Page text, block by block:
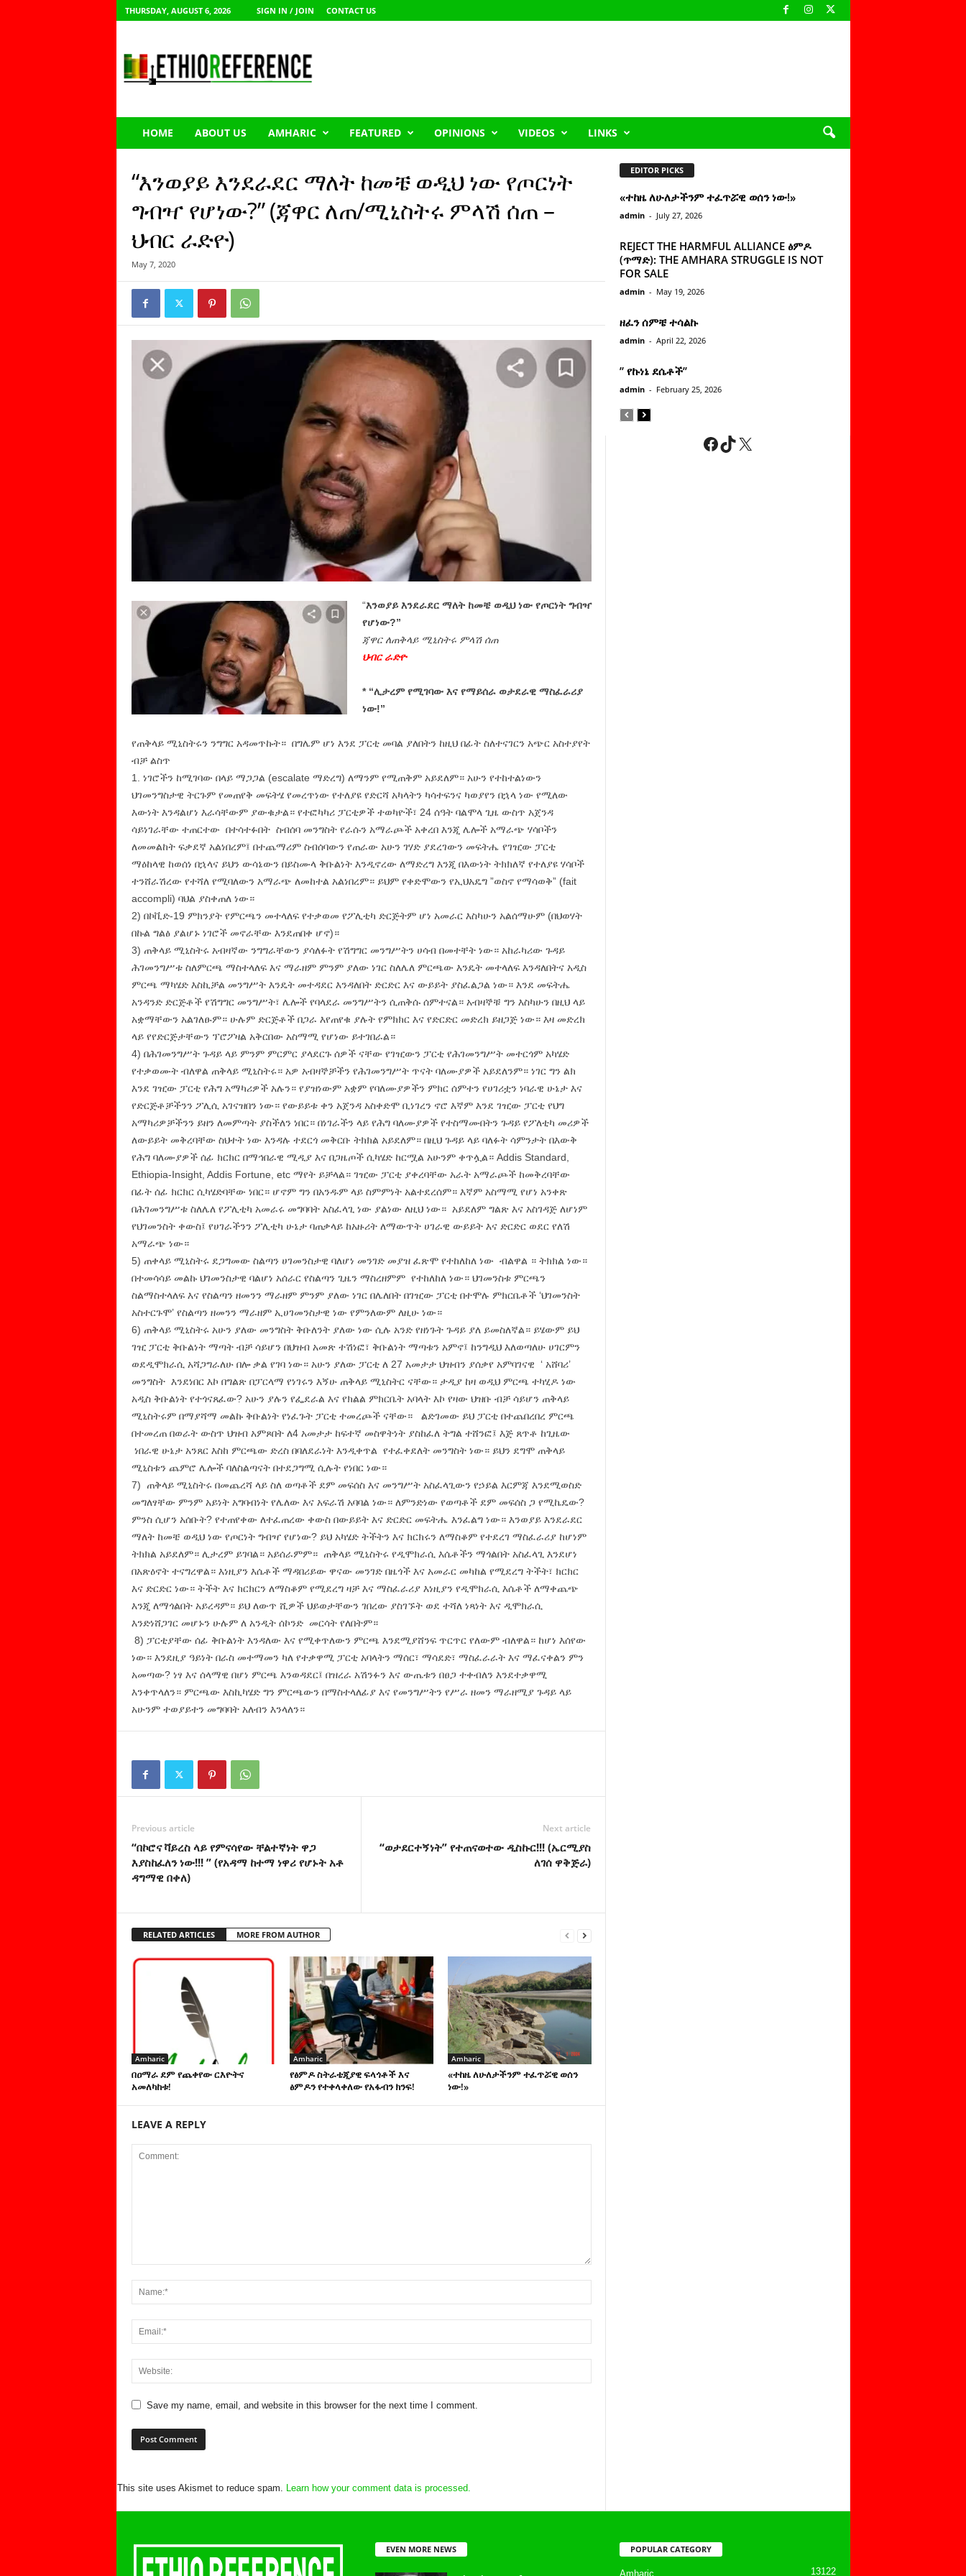
THURSDAY, AUGUST 6, 2026 SIGN IN / JOIN CONTACT US
h
HOME ABOUT US AMHARIC FEATURED OPINIONS VIDEOS LINKS
“እንወያይ እንደራደር ማለት ከመቼ ወዲህ ነው የጦርነት
ግብዣ የሆነው?” (ጃዋር ለጠ/ሚኒስትሩ ምላሽ ሰጠ –
ህብር ራድዮ)
May 7, 2020
“እንወያይ እንደራደር ማለት ከመቼ ወዲህ ነው የጦርነት ግብዣ
የሆነው?”
ጃዋር ለጠቅላይ ሚኒስትሩ ምላሽ ሰጠ
ህብር ራድዮ
* “ሊታረም የሚገባው እና የማይሰራ ወታደራዊ ማስፈራሪያ
ነው!”
የጠቅላይ ሚኒስትሩን ንግግር አዳመጥኩት። በግሌም ሆነ እንደ ፓርቲ መባል ያለበትን ከዚህ በፊት ስለተናገርን አጭር አስተያየት
ብቻ ልስጥ
1. ነገሮችን ከሚገባው በላይ ማጋጋል (escalate ማድረግ) ለማንም የሚጠቅም አይደለም። አሁን የተከተልነውን
ህገመንግስታዊ ትርጉም የመጠየቅ መፍትሄ የመረጥነው የተለያዩ የድርሻ አካላትን ካሳተፍንና ካወያየን በኋላ ነው የሚለው
እውነት እንዳልሆነ እራሳቸውም ያውቁታል። የተፎካካሪ ፓርቲዎች ተወካዮች፣ 24 ሰዓት ባልሞላ ጊዜ ውስጥ አጀንዳ
ሳይነገራቸው ተጠርተው በተሳተፉበት ስብሰባ መንግስት የራሱን አማራጮች አቀረበ እንጂ ሌሎች አማራጭ ሃሳቦችን
ለመመልከት ፍቃደኛ አልነበረም፤ በተጨማሪም ስብሰባውን የጠራው አሁን ገሃድ ያደረገውን መፍትሔ የገዢው ፓርቲ
ማዕከላዊ ከወሰነ በኋላና ይህን ውሳኔውን በይስሙላ ቅቡልነት እንዲኖረው ለማድረግ እንጂ በእውነት ትክክለኛ የተለያዩ ሃሳቦች
ተንሸራሽረው የተሻለ የሚባለውን አማራጭ ለመከተል አልነበረም። ይህም የቀድሞውን የኢህአዴግ ”ወስኖ የማሳወቅ” (fait
accompli) ባህል ያስቀጠለ ነው።
2) በኮቪድ-19 ምክንያት የምርጫን መተላለፍ የተቃወመ የፖሊቲካ ድርጅትም ሆነ አመራር እስካሁን አልሰማሁም (በህወሃት
በኩል ግልፅ ያልሆኑ ነገሮች መኖራቸው እንደጠበቀ ሆኖ)።
3) ጠቅላይ ሚኒስትሩ አብዛኛው ንግግራቸውን ያሳለፉት የሽግግር መንግሥትን ሀሳብ በመተቸት ነው። አከራካሪው ጉዳይ
ሕገመንግሥቱ ስለምርጫ ማስተላለፍ እና ማራዘም ምንም ያለው ነገር ስለሌለ ምርጫው እንዴት መተላለፍ እንዳለበትና አዲስ
ምርጫ ማካሄድ እስኪቻል መንግሥት እንዴት መተዳደር እንዳለበት ድርድር እና ውይይት ያስፈልጋል ነው። እንደ መፍትሔ
አንዳንድ ድርጅቶች የሽግግር መንግሥት፣ ሌሎች የባላደራ መንግሥትን ሲጠቅሱ ሰምተናል። አብዛኞቹ ግን እስካሁን በዚህ ላይ
አቋማቸውን አልገለፁም። ሁሉም ድርጅቶች በጋራ እየጠየቁ ያሉት የምክክር እና የድርድር መድረክ ይዘጋጅ ነው። እዛ መድረክ
ላይ የየድርጅታቸውን ፕሮፖዛል አቅርበው አስማሚ የሆነው ይተገበራል።
4) በሕገመንግሥት ጉዳይ ላይ ምንም ምርምር ያላደርጉ ሰዎች ናቸው የገዢውን ፓርቲ የሕገመንግሥት መተርጎም አካሄድ
የተቃወሙት ብለዋል ጠቅላይ ሚኒስትሩ። አዎ አብዛኞቻችን የሕገመንግሥት ጥናት ባለሙያዎች አይደለንም። ነገር ግን ልክ
እንደ ገዢው ፓርቲ የሕግ አማካሪዎች አሉን። የያዝነውም አቋም የባለሙያዎችን ምክር ሰምተን የሀገሪቷን ነባራዊ ሁኔታ እና
የድርጅቶቻችንን ፖሊሲ አገናዝበን ነው። የውይይቱ ቀን አጀንዳ አስቀድሞ ቢነገረን ኖሮ እኛም እንደ ገዢው ፓርቲ የህግ
አማካሪዎቻችንን ይዘን ለመምጣት ያስችለን ነበር። በነገራችን ላይ የሕግ ባለሙያዎች የተስማሙበትን ጉዳይ የፖለቲካ መሪዎች
ለውይይት መቅረባቸው ስህተት ነው እንዳሉ ተደርጎ መቅርቡ ትክክል አይደለም። በዚህ ጉዳይ ላይ ባለፉት ሳምንታት በእውቅ
የሕግ ባለሙያዎች ሰፊ ክርክር በማኅበራዊ ሚዲያ እና በጋዜጦች ሲካሄድ ከርሟል አሁንም ቀጥሏል። Addis Standard,
Ethiopia-Insight, Addis Fortune, etc ማየት ይቻላል። ገዢው ፓርቲ ያቀረባቸው አራት አማራጮች ከመቅረባቸው
በፊት ሰፊ ክርክር ሲካሄድባቸው ነበር። ሆኖም ግን በአንዱም ላይ ስምምነት አልተደረሰም። እኛም አስማሚ የሆነ አንቀጽ
በሕገመንግሥቱ ስለሌለ የፖሊቲካ አመራሩ መግባባት አስፈላጊ ነው ያልነው ለዚህ ነው። አይደለም ግልጽ እና አስገዳጅ ለሆነም
የህገመንስት ቀውስ፤ የሀገራችንን ፖሊቲካ ሁኔታ ባጠቃላይ ከአዙሪት ለማውጥት ሀገራዊ ውይይት እና ድርድር ወደር የለሽ
አማራጭ ነው።
5) ጠቀላይ ሚኒስትሩ ደጋግመው ስልጣን ሀገመንስታዊ ባለሆነ መንገድ መያዝ ፈጽሞ የተከለከለ ነው ብልዋል ። ትክክል ነው።
በተመሳሳይ መልኩ ህገመንስታዊ ባልሆነ አሰራር የስልጣን ጊዜን ማስረዘምም የተከለከለ ነው። ህገመንስቱ ምርጫን
ስልማስተላለፍ እና የስልጣን ዘመንን ማራዘም ምንም ያለው ነገር በሌለበት በገዢው ፓርቲ በተሞሉ ምክርቤቶች ‘ህገመንስት
አስተርጉሞ’ የስልጣን ዘመንን ማራዘም ኢሀገመንስታዊ ነው የምንለውም ለዚሁ ነው።
6) ጠቅላይ ሚኒስትሩ አሁን ያለው መንግስት ቅቡለንት ያለው ነው ሲሉ አንድ የዘነጉት ጉዳይ ያለ ይመስለኛል። ይሄውም ይህ
ገዢ ፓርቲ ቅቡልነት ማጣት ብቻ ሳይሆን በህዝብ አመጽ ተሽነፎ፣ ቅቡልነት ማጣቱን አምኖ፤ ከንግዲህ እለወጣለሁ ሀገርምን
ወደዲሞክራሲ አሻጋግራለሁ በሎ ቃል የገባ ነው። አሁን ያለው ፓርቲ ለ 27 አመታታ ህዝብን ያሰቃየ አምባገናዊ ‘ አሸባሪ’
መንግስት እንደነበር እኮ በግልጽ በፓርላማ የነገሩን እኝሁ ጠቅላይ ሚኒስትር ናቸው። ታዲያ ከዛ ወዲህ ምርጫ ተካሂዶ ነው
አዲስ ቅቡልነት የተጎናጸፈው? አሁን ያሉን የፌደራል እና የክልል ምክርቤት አባላት እኮ የዛው ህዝቡ ብቻ ሳይሆን ጠቅላይ
ሚኒስትሩም በማያሻማ መልኩ ቅቡልነት የነፈጉት ፓርቲ ተመረጮች ናቸው። ልድገመው ይህ ፓርቲ በተጨበረበረ ምርጫ
በተመረጠ በወራት ውስጥ ህዝብ አምጾበት ለ4 አመታታ ከፍተኛ መስዋትነት ያስከፈለ ትግል ተሸንፎ፤ እጅ ጸጥቶ ከጊዜው
ነበራዊ ሁኔታ አንጸር እስከ ምርጫው ድረስ በባለደራነት እንዲቀጥል የተፈቀደለት መንግስት ነው። ይህን ደግሞ ጠቅላይ
ሚኒስቱን ጨምሮ ሌሎች ባለስልጣናት በተደጋግሚ ሲሉት የነበር ነው።
7) ጠቅላይ ሚኒስትሩ በመጨረሻ ላይ ስለ ወጣቶች ደም መፍሰስ እና መንግሥት አስፈላጊውን የኃይል እርምጃ እንደሚወስድ
መግለፃቸው ምንም አይነት አግባብነት የሌለው እና አፍራሽ አባባል ነው። ለምንድነው የወጣቶች ደም መፍሰስ ጋ የሚኬዴው?
ምንስ ሲሆን አሰቡት? የተጠየቀው ለተፈጠረው ቀውስ በውይይት እና ድርድር መፍትሔ እንፈልግ ነው። እንወያይ እንደራደር
ማለት ከመቼ ወዲህ ነው የጦርነት ግብዣ የሆነው? ይህ አካሄድ ትችትን እና ክርክሩን ለማስቆም የተደረገ ማስፈራሪያ ከሆነም
ትክክል አይደለም። ሊታረም ይገባል። አይሰራምም። ጠቅላይ ሚኒስትሩ የዲሞክራሲ እሴቶችን ማጎልበት አስፈላጊ እንደሆነ
በአጽዕኖት ተናግረዋል። እነዚያን እሴቶች ማዳበሪይው ዋናው መንገድ በዜጎች እና አመራር መካከል የሚደረግ ትችት፣ ክርክር
እና ድርድር ነው። ትችት እና ክርክርን ለማስቆም የሚደረግ ዛቻ እና ማስፈራሪያ እነዚያን የዲሞክራሲ እሴቶች ለማቀጨጭ
እንጂ ለማጎልበት አይረዳም። ይህ ለውጥ ሺዎች ህይወታቸውን ገበረው ያስገኙት ወደ ተሻለ ነጻነት እና ዲሞክራሲ
እንድነሸጋገር መሆኑን ሁሉም ለ አንዲት ሰኮንድ መርሳት የለበትም።
8) ፓርቲያቸው ሰፊ ቅቡልነት እንዳለው እና የሚቀጥለውን ምርጫ እንደሚያሸንፍ ጥርጥር የለውም ብለዋል። ከሆነ እሰየው
ነው። እንደዚያ ዓይነት በራስ መተማመን ካለ የተቃዋሚ ፓርቲ አባላትን ማሰር፣ ማሳደድ፣ ማስፈራራት እና ማፈናቀልን ምን
አመጣው? ነፃ እና ሰላማዊ በሆነ ምርጫ እንወዳደር፤ በዝረራ አሽንፉን እና ውጤቱን በፀጋ ተቀብለን እንደተቃዋሚ
እንቀጥላለን። ምርጫው እስኪካሄድ ግን ምርጫውን በማስተላለፊያ እና የመንግሥትን የሥራ ዘመን ማራዘሚያ ጉዳይ ላይ
አሁንም ተወያይተን መግባባት አለብን እንላለን።
Previous article
“በኮሮና ቫይረስ ላይ የምናሳየው ቸልተኛነት ዋጋ
እያስከፈለን ነው!!! ” (የአዳማ ከተማ ነዋሪ የሆኑት አቶ
ዳግማዊ በቀለ)
Next article
“ወታደርተኝነት” የተጠናወተው ዲስኩር!!! (ኤርሚያስ
ለገሰ ዋቅጅራ)
RELATED ARTICLES MORE FROM AUTHOR
Amharic
በዐማራ ደም የጨቀየው ርእዮትና
አመለካከቱ!
Amharic
የፅምዶ ስትራቴጂያዊ ፍላጎቶች እና
ፅምዶን የተቀላቀለው የአፋብን ክንፍ!
Amharic
«ተከዜ ለሁለታችንም ተፈጥሯዊ ወሰን
ነው!»
LEAVE A REPLY
Save my name, email, and website in this browser for the next time I comment.
This site uses Akismet to reduce spam. Learn how your comment data is processed.
EDITOR PICKS
«ተከዜ ለሁለታችንም ተፈጥሯዊ ወሰን ነው!»
admin - July 27, 2026
REJECT THE HARMFUL ALLIANCE ፅምዶ
(ጥማድ): THE AMHARA STRUGGLE IS NOT
FOR SALE
admin - May 19, 2026
ዘፈን ሰምቼ ተሳልኩ
admin - April 22, 2026
” የኩነኔ ደሴቶች’’
admin - February 25, 2026
Facebook
TikTok
X
EVEN MORE NEWS POPULAR CATEGORY
Amharic 13122